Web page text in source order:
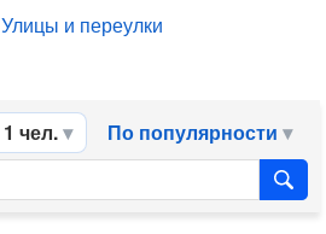
Улицы и переулки
1 чел. По популярности